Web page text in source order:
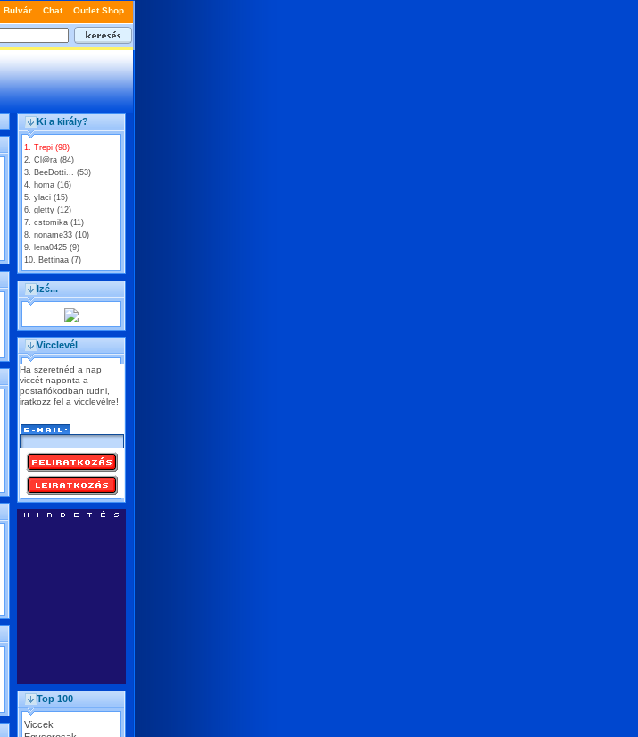
Ki a király?
1. Trepi (98)
2. Cl@ra (84)
3. BeeDotti... (53)
4. homa (16)
5. ylaci (15)
6. gletty (12)
7. cstomika (11)
8. noname33 (10)
9. lena0425 (9)
10. Bettinaa (7)
Izé...
Vicclevél
Ha szeretnéd a nap
viccét naponta a
postafiókodban tudni,
iratkozz fel a vicclevélre!
Top 100
Viccek